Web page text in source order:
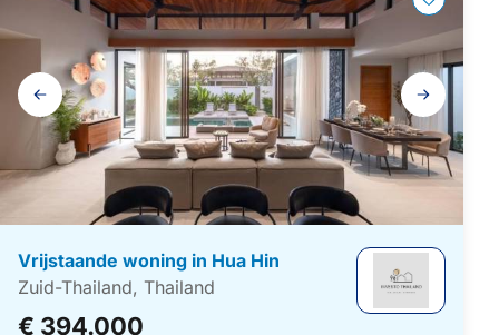
Galerij
navigatie
Vrijstaande woning in Hua Hin
Zuid-Thailand, Thailand
€ 394.000